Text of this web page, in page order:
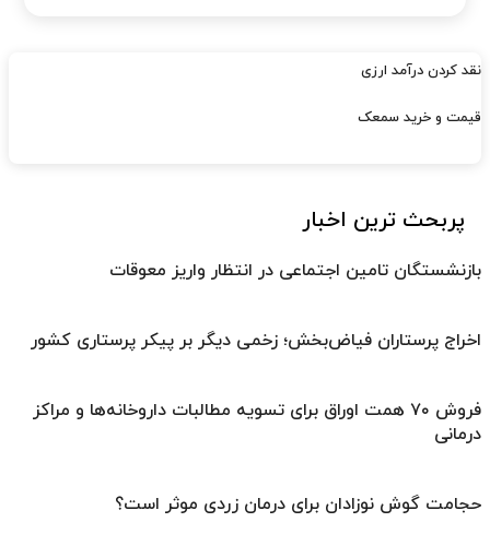
نقد کردن درآمد ارزی
قیمت و خرید سمعک
پربحث ترین اخبار
بازنشستگان تامین اجتماعی در انتظار واریز معوقات
اخراج پرستاران فیاض‌بخش؛ زخمی دیگر بر پیکر پرستاری کشور
فروش ۷۰ همت اوراق برای تسویه مطالبات داروخانه‌ها و مراکز
درمانی
حجامت گوش نوزادان برای درمان زردی موثر است؟